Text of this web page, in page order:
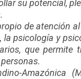
su potencial,
de atención
la psicología y
que
Amazónica